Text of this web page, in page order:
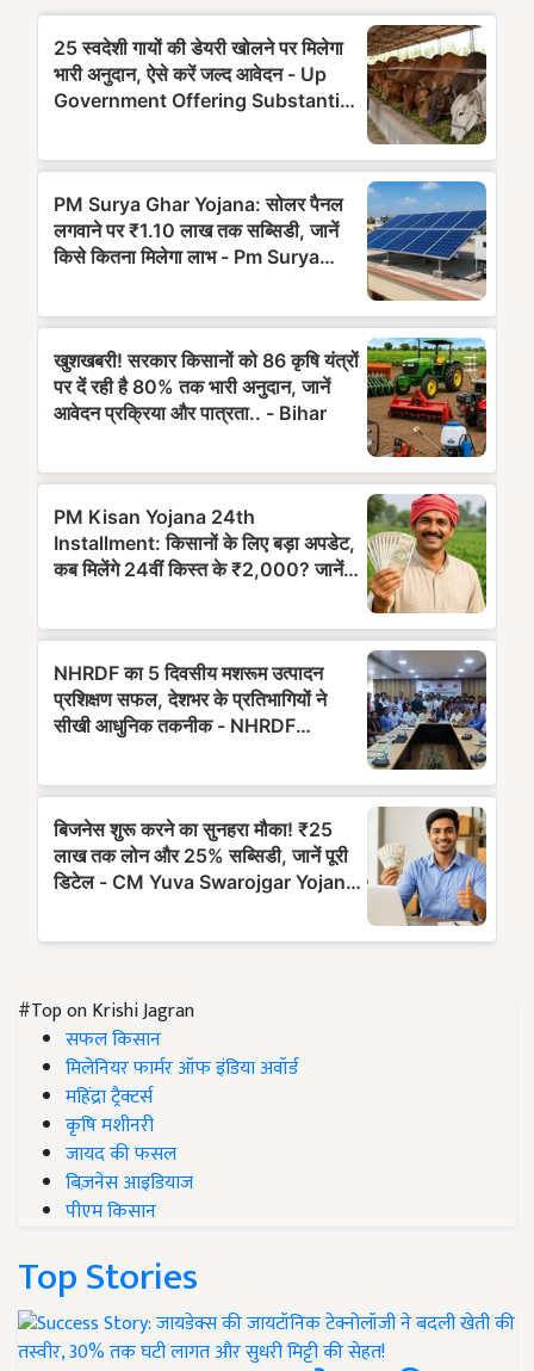
#Top on Krishi Jagran
सफल किसान
मिलेनियर फार्मर ऑफ इंडिया अवॉर्ड
महिंद्रा ट्रैक्टर्स
कृषि मशीनरी
जायद की फसल
बिज़नेस आइडियाज
पीएम किसान
Top Stories